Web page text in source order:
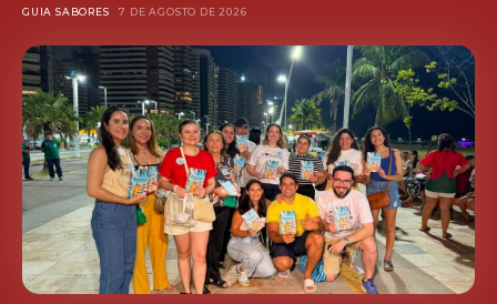
GUIA SABORES 7 DE AGOSTO DE 2026